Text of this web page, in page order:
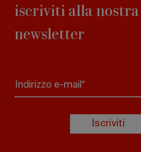
iscriviti alla nostra
newsletter
Indirizzo e-mail*
Iscriviti